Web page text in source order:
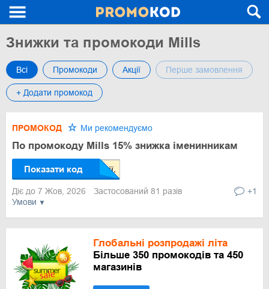
Знижки та промокоди Mills
Всі Промокоди Акції Перше замовлення
+ Додати промокод
Умови
ПРОМОКОД Ми рекомендуємо
По промокоду Mills 15% знижка іменинникам
Показати код
Діє до 7 Жов, 2026 Застосований 81 разів +1
Глобальні розпродажі літа
Більше 350 промокодів та 450
магазинів